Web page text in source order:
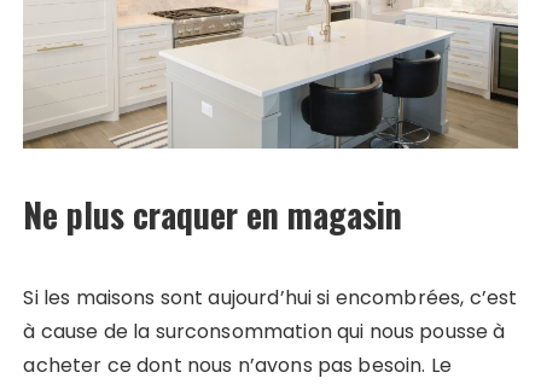
Ne plus craquer en magasin
Si les maisons sont aujourd’hui si encombrées, c’est
à cause de la surconsommation qui nous pousse à
acheter ce dont nous n’avons pas besoin. Le